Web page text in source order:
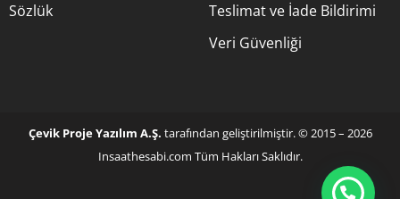
Sözlük
Teslimat ve İade Bildirimi
Veri Güvenliği
Çevik Proje Yazılım A.Ş. tarafından geliştirilmiştir. © 2015 – 2026
Insaathesabi.com Tüm Hakları Saklıdır.